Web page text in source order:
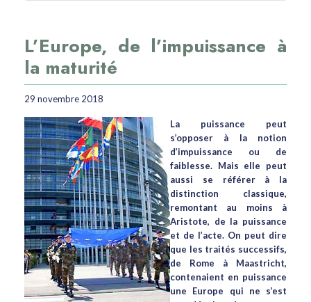
L’Europe, de l’impuissance à
la maturité
29 novembre 2018
La puissance peut
s’opposer à la notion
d’impuissance ou de
faiblesse. Mais elle peut
aussi se référer à la
distinction classique,
remontant au moins à
Aristote, de la puissance
et de l’acte. On peut dire
que les traités successifs,
de Rome à Maastricht,
contenaient en puissance
une Europe qui ne s’est